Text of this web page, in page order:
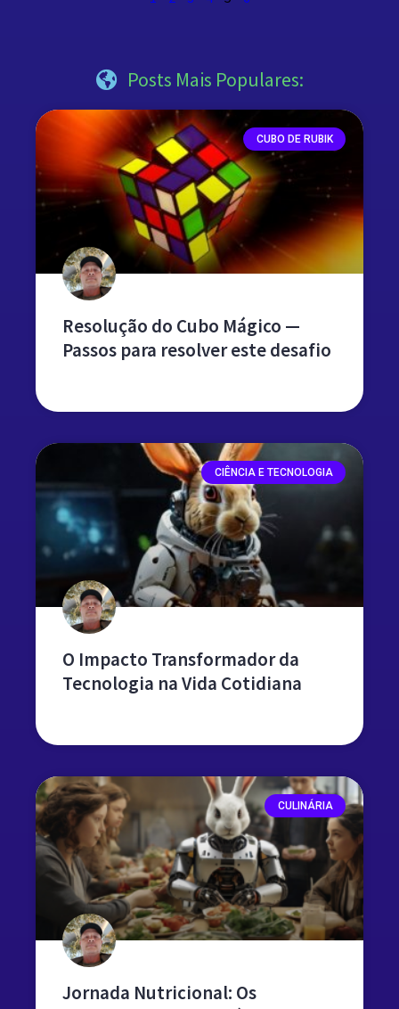
Posts Mais Populares:
CUBO DE RUBIK
Resolução do Cubo Mágico —
Passos para resolver este desafio
CIÊNCIA E TECNOLOGIA
O Impacto Transformador da
Tecnologia na Vida Cotidiana
CULINÁRIA
Jornada Nutricional: Os